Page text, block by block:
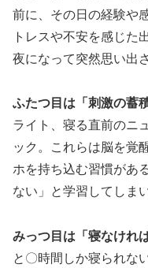
前に、その日の経験や
トレスや不安を感じた
夜になって突然思い出
ふたつ目は「刺激の蓄
ライト、寝る直前のニ
ック。これらは脳を覚
ホを持ち込む習慣があ
ない」と学習してしま
みっつ目は「寝なけれ
と〇時間しか寝られな